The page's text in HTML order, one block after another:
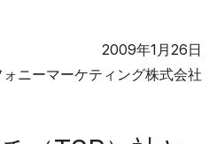
2009年1月26日
ォニーマーケティング株式会社